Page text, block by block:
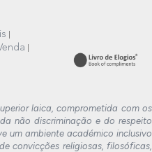
laica, comprometida com os
não discriminação e do respeito
um ambiente académico inclusivo
convicções religiosas, filosóficas,